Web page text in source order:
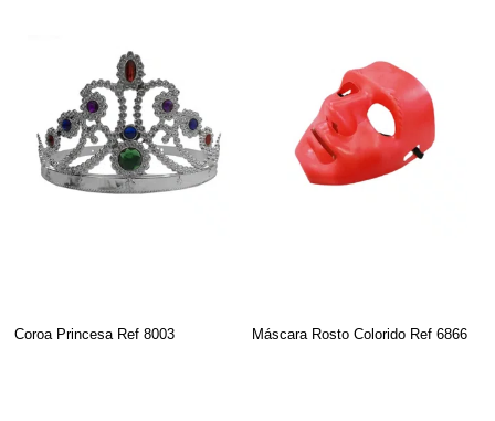
Coroa Princesa Ref 8003 Máscara Rosto Colorido Ref 6866